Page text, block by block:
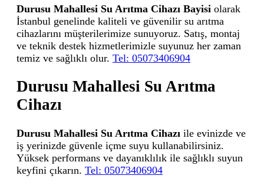
Durusu Mahallesi Su Arıtma Cihazı Bayisi olarak
İstanbul genelinde kaliteli ve güvenilir su arıtma
cihazlarını müşterilerimize sunuyoruz. Satış, montaj
ve teknik destek hizmetlerimizle suyunuz her zaman
temiz ve sağlıklı olur. Tel: 05073406904
Durusu Mahallesi Su Arıtma
Cihazı
Durusu Mahallesi Su Arıtma Cihazı ile evinizde ve
iş yerinizde güvenle içme suyu kullanabilirsiniz.
Yüksek performans ve dayanıklılık ile sağlıklı suyun
keyfini çıkarın. Tel: 05073406904